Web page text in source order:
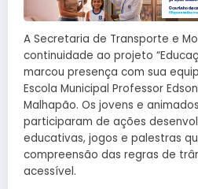
A Secretaria de Transporte e
continuidade ao projeto
marcou presença com sua
Escola Municipal Professor
Malhapão. Os jovens e
participaram de ações
educativas, jogos e palestras
compreensão das regras de
acessível.